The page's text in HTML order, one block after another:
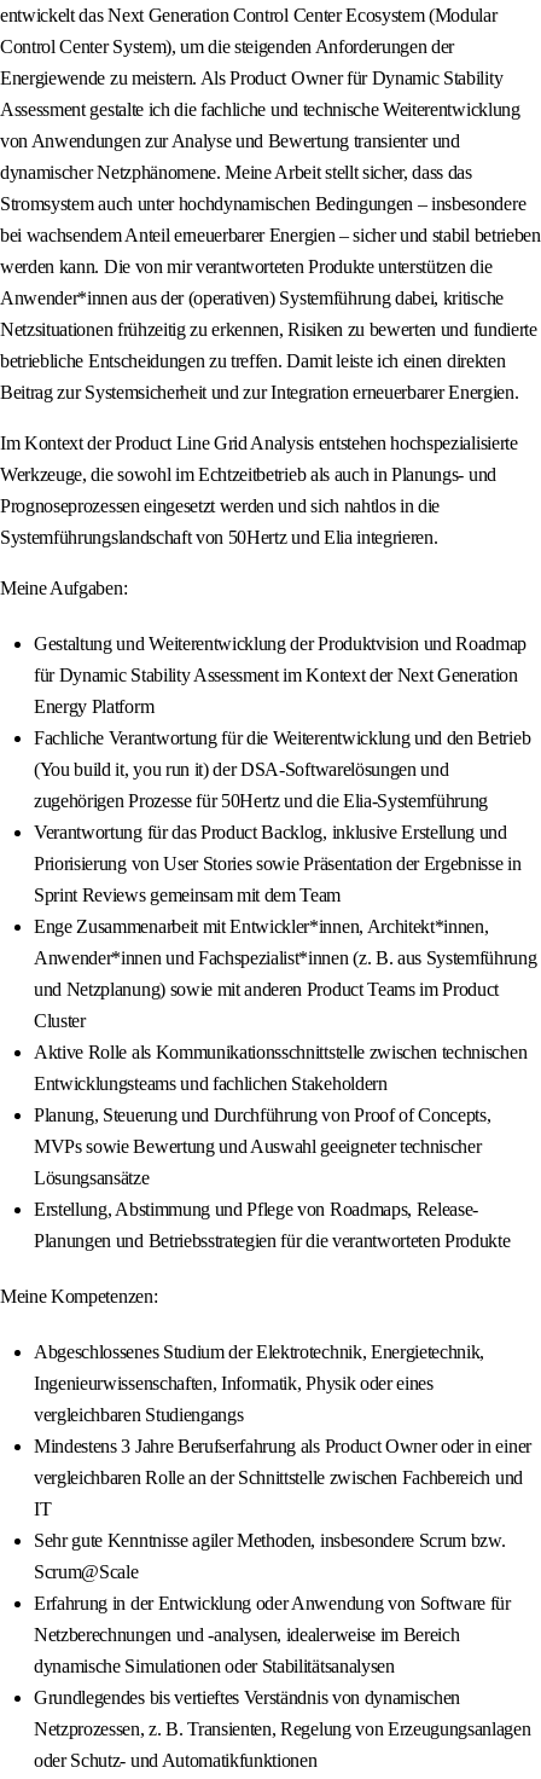
entwickelt das Next Generation Control Center Ecosystem (Modular
Control Center System), um die steigenden Anforderungen der
Energiewende zu meistern. Als Product Owner für Dynamic Stability
Assessment gestalte ich die fachliche und technische Weiterentwicklung
von Anwendungen zur Analyse und Bewertung transienter und
dynamischer Netzphänomene. Meine Arbeit stellt sicher, dass das
Stromsystem auch unter hochdynamischen Bedingungen – insbesondere
bei wachsendem Anteil erneuerbarer Energien – sicher und stabil betrieben
werden kann. Die von mir verantworteten Produkte unterstützen die
Anwender*innen aus der (operativen) Systemführung dabei, kritische
Netzsituationen frühzeitig zu erkennen, Risiken zu bewerten und fundierte
betriebliche Entscheidungen zu treffen. Damit leiste ich einen direkten
Beitrag zur Systemsicherheit und zur Integration erneuerbarer Energien.
Im Kontext der Product Line Grid Analysis entstehen hochspezialisierte
Werkzeuge, die sowohl im Echtzeitbetrieb als auch in Planungs- und
Prognoseprozessen eingesetzt werden und sich nahtlos in die
Systemführungslandschaft von 50Hertz und Elia integrieren.
Meine Aufgaben:
Gestaltung und Weiterentwicklung der Produktvision und Roadmap
für Dynamic Stability Assessment im Kontext der Next Generation
Energy Platform
Fachliche Verantwortung für die Weiterentwicklung und den Betrieb
(You build it, you run it) der DSA-Softwarelösungen und
zugehörigen Prozesse für 50Hertz und die Elia-Systemführung
Verantwortung für das Product Backlog, inklusive Erstellung und
Priorisierung von User Stories sowie Präsentation der Ergebnisse in
Sprint Reviews gemeinsam mit dem Team
Enge Zusammenarbeit mit Entwickler*innen, Architekt*innen,
Anwender*innen und Fachspezialist*innen (z. B. aus Systemführung
und Netzplanung) sowie mit anderen Product Teams im Product
Cluster
Aktive Rolle als Kommunikationsschnittstelle zwischen technischen
Entwicklungsteams und fachlichen Stakeholdern
Planung, Steuerung und Durchführung von Proof of Concepts,
MVPs sowie Bewertung und Auswahl geeigneter technischer
Lösungsansätze
Erstellung, Abstimmung und Pflege von Roadmaps, Release-
Planungen und Betriebsstrategien für die verantworteten Produkte
Meine Kompetenzen:
Abgeschlossenes Studium der Elektrotechnik, Energietechnik,
Ingenieurwissenschaften, Informatik, Physik oder eines
vergleichbaren Studiengangs
Mindestens 3 Jahre Berufserfahrung als Product Owner oder in einer
vergleichbaren Rolle an der Schnittstelle zwischen Fachbereich und
IT
Sehr gute Kenntnisse agiler Methoden, insbesondere Scrum bzw.
Scrum@Scale
Erfahrung in der Entwicklung oder Anwendung von Software für
Netzberechnungen und -analysen, idealerweise im Bereich
dynamische Simulationen oder Stabilitätsanalysen
Grundlegendes bis vertieftes Verständnis von dynamischen
Netzprozessen, z. B. Transienten, Regelung von Erzeugungsanlagen
oder Schutz- und Automatikfunktionen